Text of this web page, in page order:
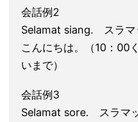
会話例2
Selamat siang. スラ
こんにちは。（10：00
いまで）
会話例3
Selamat sore. スラマ